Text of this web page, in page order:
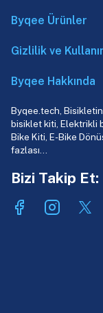
Byqee Ürünler
Gizlilik ve
Byqee Hakkında
Byqee.tech,
bisiklet kiti, Elektrikli
Bike Kiti, E-Bike
fazlası…
Bizi Takip Et: